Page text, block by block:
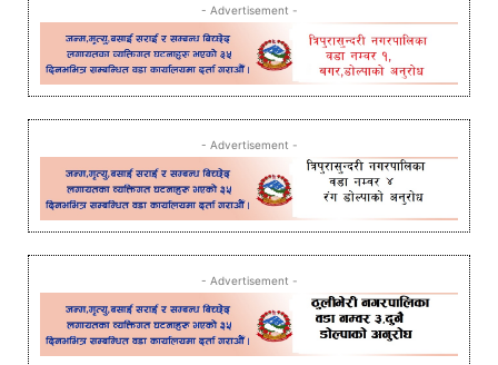
- Advertisement -
- Advertisement -
- Advertisement -